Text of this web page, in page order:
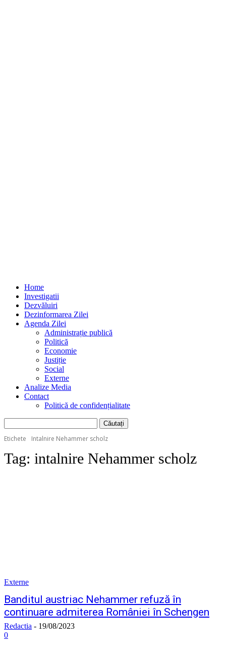
Home
Investigatii
Dezvăluiri
Dezinformarea Zilei
Agenda Zilei
Administrație publică
Politică
Economie
Justiție
Social
Externe
Analize Media
Contact
Politică de confidențialitate
Etichete Intalnire Nehammer scholz
Tag: intalnire Nehammer scholz
Externe
Banditul austriac Nehammer refuză în
continuare admiterea României în Schengen
Redactia - 19/08/2023
0